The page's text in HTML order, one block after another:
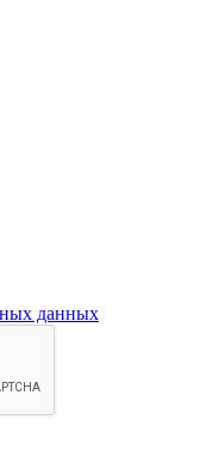
данных